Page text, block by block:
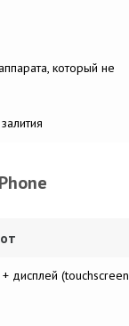
который не
дисплей (touchscreen